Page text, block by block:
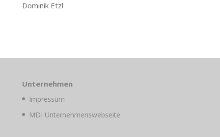
Dominik Etzl
Unternehmen
Impressum
MDI Unternehmenswebseite